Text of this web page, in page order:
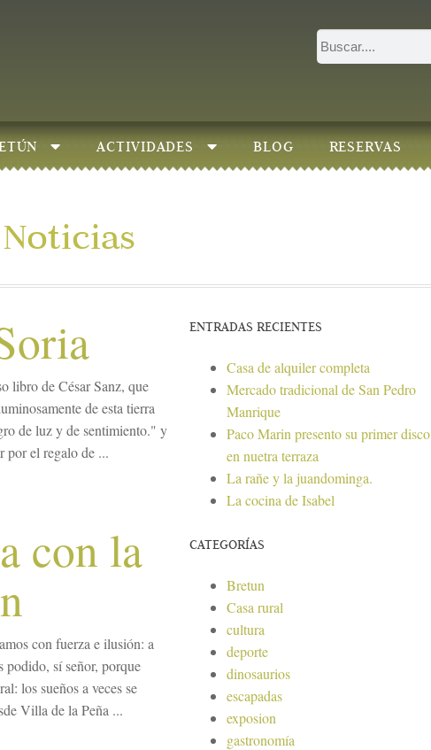
ACTIVIDADES BLOG RESERVAS
Noticias
libro de César Sanz, que
de esta tierra
de luz y de sentimiento." y
por el regalo de ...
con la
con fuerza e ilusión: a
podido, sí señor, porque
los sueños a veces se
Villa de la Peña ...
ENTRADAS RECIENTES
Casa de alquiler completa
Mercado tradicional de San Pedro
Manrique
Paco Marin presento su primer disco
en nuetra terraza
La rañe y la juandominga.
La cocina de Isabel
CATEGORÍAS
Bretun
Casa rural
cultura
deporte
dinosaurios
escapadas
exposion
gastronomía